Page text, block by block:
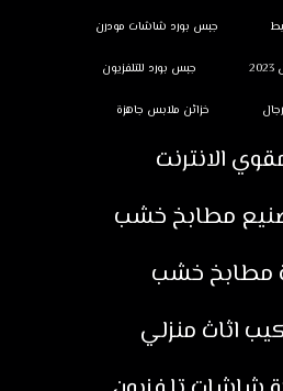
جبس بورد شاشات مودرن
جبس بورد للتلفزيون
خزائن ملابس جاهزة
الانترنت
مطابخ خشب
مطابخ خشب
اثاث منزلي